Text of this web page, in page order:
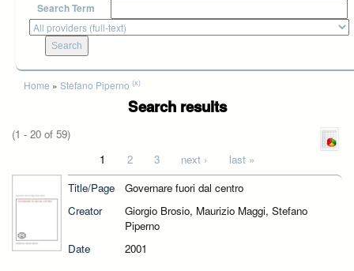
Search Term
You are here
Home » Stefano Piperno (x)
Search results
(1 - 20 of 59)
1 2 3 next ›
last »
Title/Page
Governare fuori dal centro
Creator
Giorgio Brosio, Maurizio Maggi, Stefano
Piperno
Date
2001